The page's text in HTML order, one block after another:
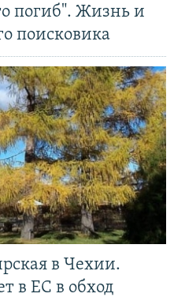
погиб". Жизнь и
поисковика
в Чехии.
в ЕС в обход